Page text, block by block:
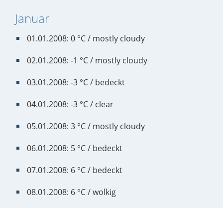
Januar
01.01.2008: 0 °C / mostly cloudy
02.01.2008: -1 °C / mostly cloudy
03.01.2008: -3 °C / bedeckt
04.01.2008: -3 °C / clear
05.01.2008: 3 °C / mostly cloudy
06.01.2008: 5 °C / bedeckt
07.01.2008: 6 °C / bedeckt
08.01.2008: 6 °C / wolkig